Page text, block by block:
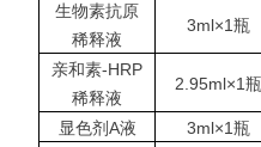
生物素抗原
稀释液
3ml×1瓶
亲和素-HRP
稀释液
2.95ml×1瓶
显色剂A液 3ml×1瓶